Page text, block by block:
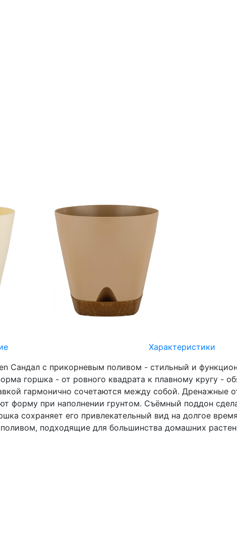
Характеристики
Сандал с прикорневым поливом - стильный и
горшка - от ровного квадрата к плавному кругу -
гармонично сочетаются между собой. Дренажные
форму при наполнении грунтом. Съёмный поддон
сохраняет его привлекательный вид на долгое
подходящие для большинства домашних